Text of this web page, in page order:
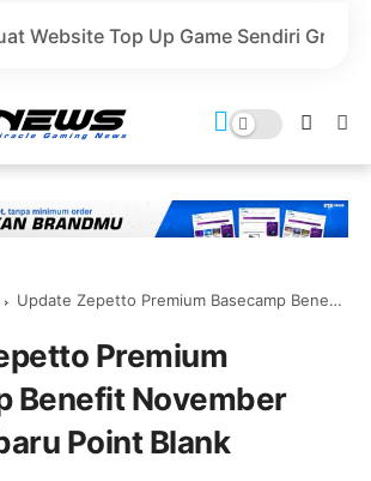
Game Sendiri Gratis Domain dan
Update Zepetto Premium Basecamp Benefit November 2024 Terbaru Point Blank
Premium
Benefit November
Point Blank